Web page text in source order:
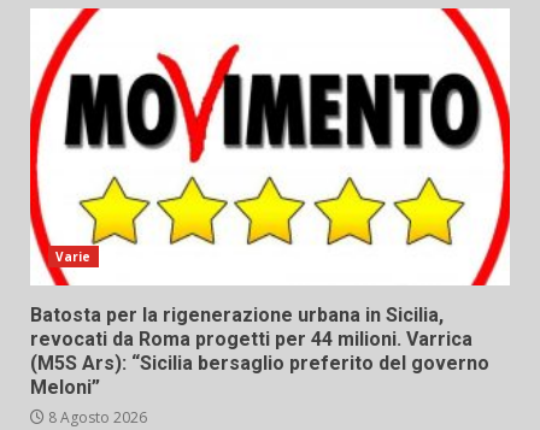
Varie
Batosta per la rigenerazione urbana in Sicilia,
revocati da Roma progetti per 44 milioni. Varrica
(M5S Ars): “Sicilia bersaglio preferito del governo
Meloni”
8 Agosto 2026